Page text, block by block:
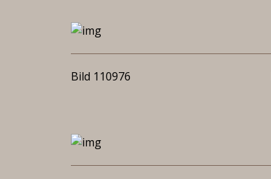
Bild 110976